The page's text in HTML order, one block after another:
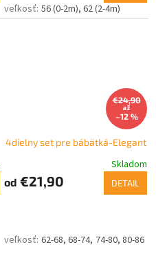
56 (0-2m) 62 (2-4m)
€24,90
až
–12 %
4dielny set pre bábätká-Elegant
Skladom
od €21,90 DETAIL
62-68 68-74 74-80 80-86